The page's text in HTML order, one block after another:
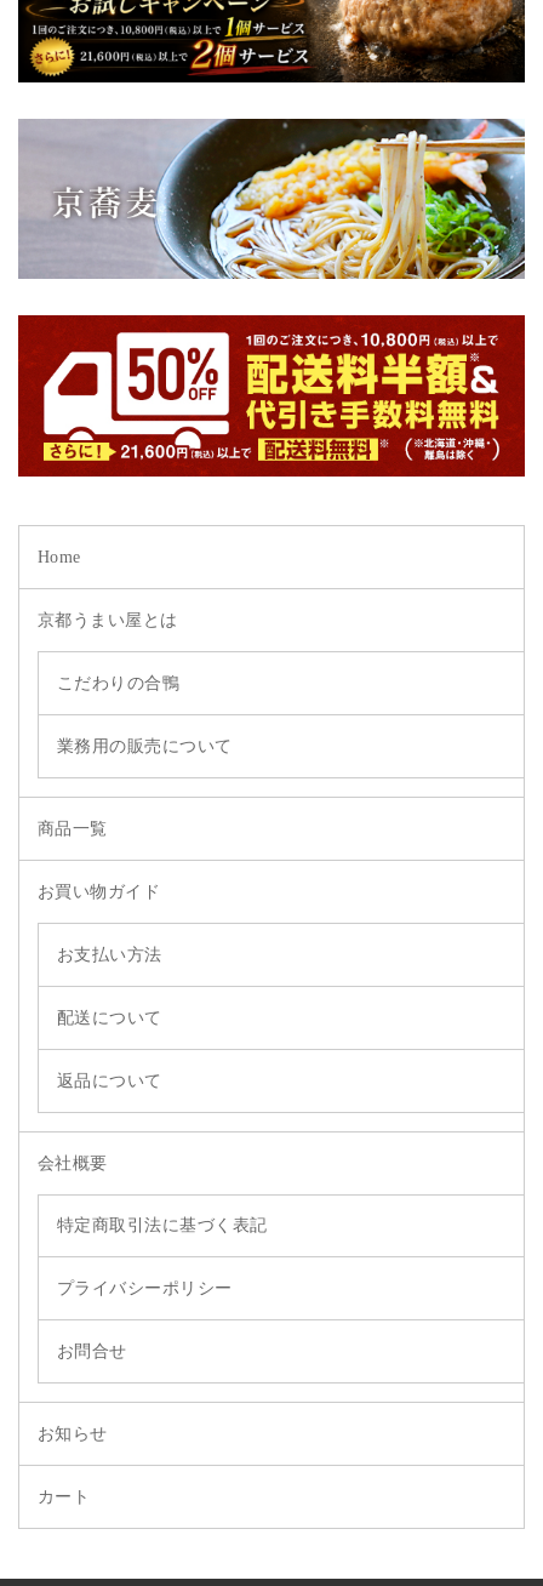
Home
京都うまい屋とは
こだわりの合鴨
業務用の販売について
商品一覧
お買い物ガイド
お支払い方法
配送について
返品について
会社概要
特定商取引法に基づく表記
プライバシーポリシー
お問合せ
お知らせ
カート